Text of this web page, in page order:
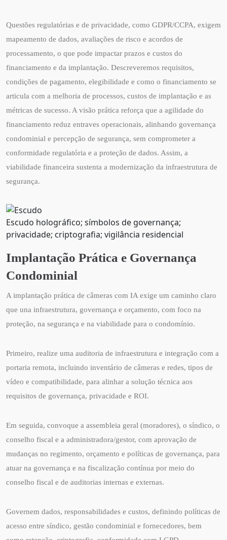
Questões regulatórias e de privacidade, como GDPR/CCPA, exigem
mapeamento de dados, avaliações de risco e acordos de
processamento, o que pode impactar prazos e custos do
financiamento e da implantação. Descreveremos requisitos,
condições de pagamento, elegibilidade e como o financiamento se
articula com a melhoria de processos, custos de implantação e as
métricas de sucesso. A visão prática reforça que a agilidade do
financiamento reduz entraves operacionais, alinhando governança
condominial e percepção de segurança, sem comprometer a
conformidade regulatória e a proteção de dados. Assim, a
viabilidade financeira sustenta a modernização da infraestrutura de
segurança.
Escudo holográfico; símbolos de governança;
privacidade; criptografia; vigilância residencial
Implantação Prática e Governança
Condominial
A implantação prática de câmeras com IA exige um caminho claro
que una infraestrutura, governança e orçamento, com foco na
proteção, na segurança e na viabilidade para o condomínio.
Primeiro, realize uma auditoria de infraestrutura e integração com a
portaria remota, incluindo inventário de câmeras e redes, tipos de
vídeo e compatibilidade, para alinhar a solução técnica aos
requisitos de governança, privacidade e ROI.
Em seguida, convoque a assembleia geral (moradores), o síndico, o
conselho fiscal e a administradora/gestor, com aprovação de
mudanças no regimento, orçamento e políticas de governança, para
atuar na governança e na fiscalização contínua por meio do
conselho fiscal e de auditorias internas e externas.
Governem dados, responsabilidades e custos, definindo políticas de
acesso entre síndico, gestão condominial e fornecedores, bem